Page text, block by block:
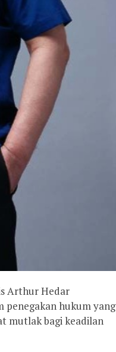
Arthur Hedar
penegakan hukum yang
mutlak bagi keadilan